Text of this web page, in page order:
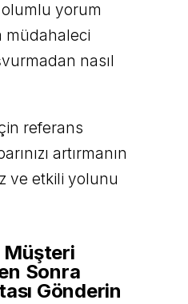
yorum
müdahaleci
nasıl
referans
artırmanın
ve etkili yolunu
Müşteri
Sonra
Gönderin